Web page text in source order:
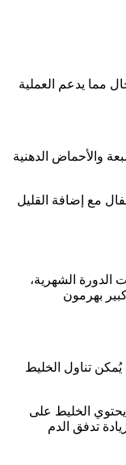
مما يدعم العملية
والأحماض الدهنية
مع إضافة القليل
الدورة الشهرية،
بهرمون
تناول الخليط
الخليط على
تدفق الدم